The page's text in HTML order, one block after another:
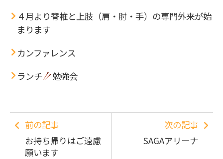
４月より脊椎と上肢（肩・肘・手）の専門外来が始
まります
カンファレンス
ランチ
勉強会
前の記事
お持ち帰りはご遠慮
願います
次の記事
SAGAアリーナ